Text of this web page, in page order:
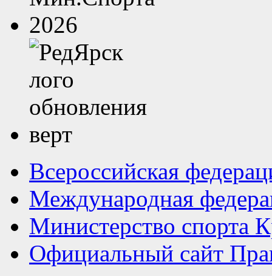
Всероссийская
Международная
Министерство спорта
Официальный сайт